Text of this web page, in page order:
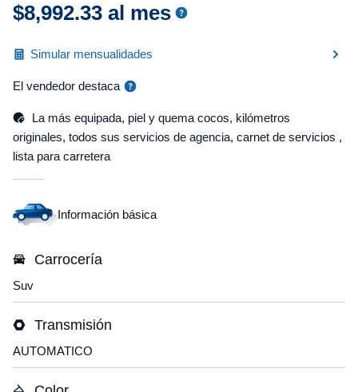
$8,992.33 al mes
Simular mensualidades
El vendedor destaca
La más equipada, piel y quema cocos, kilómetros
originales, todos sus servicios de agencia, carnet de servicios ,
lista para carretera
Información básica
Carrocería
Suv
Transmisión
AUTOMATICO